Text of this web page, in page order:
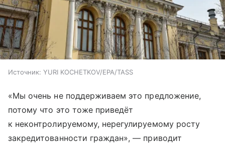
Источник: YURI KOCHETKOV/EPA/TASS
«Мы очень не поддерживаем это предложение,
потому что это тоже приведёт
к неконтролируемому, нерегулируемому росту
закредитованности граждан», — приводит